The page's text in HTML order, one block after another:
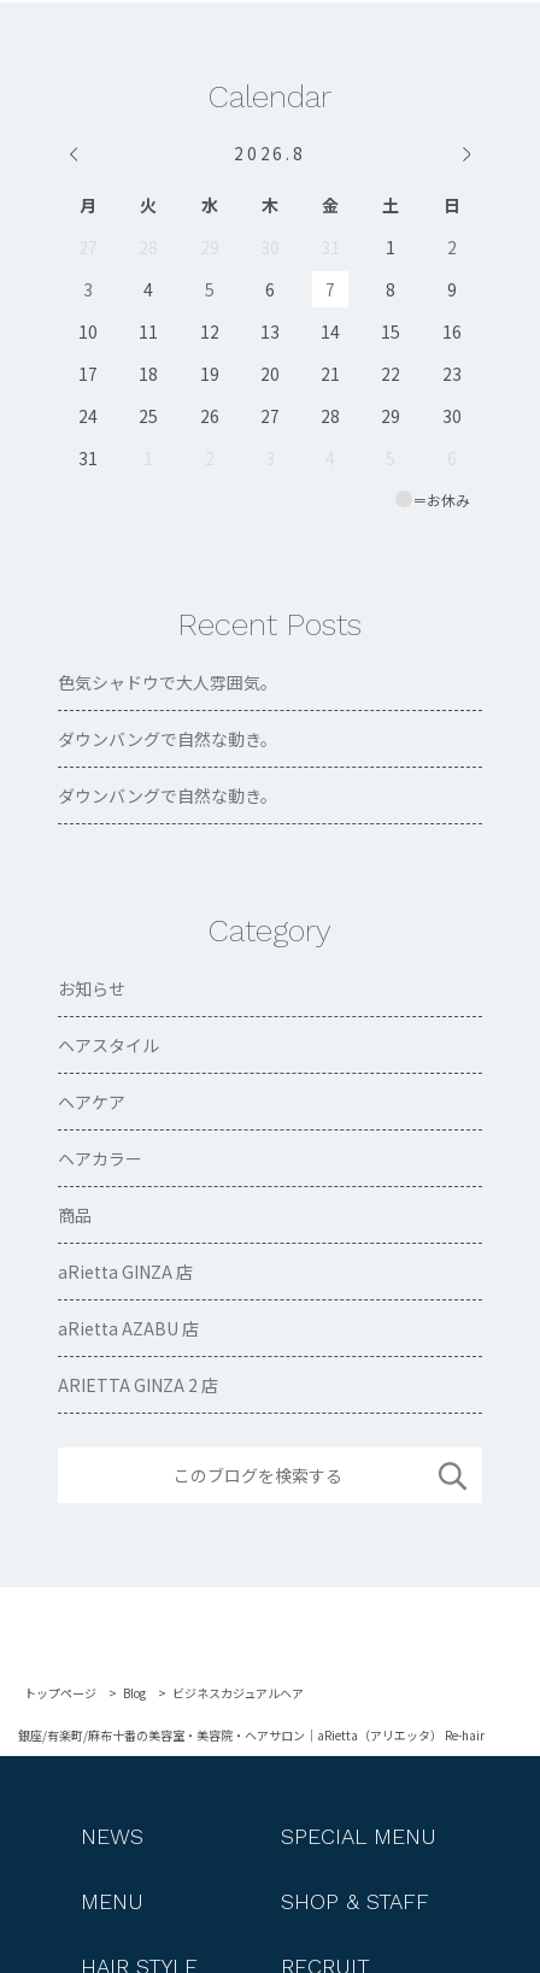
Calendar
2026 .8
＝お休み
月 火 水 木 金 土
日
27
28 29 30 31 1
2
3
4 5 6 7 8
9
10
11 12 13 14 15
16
17
18 19 20 21 22
23
24
25 26 27 28 29
30
31
1 2 3 4 5 6
Recent Posts
色気シャドウで大人雰囲気。
ダウンバングで自然な動き。
ダウンバングで自然な動き。
Category
お知らせ
ヘアスタイル
ヘアケア
ヘアカラー
商品
aRietta GINZA 店
aRietta AZABU 店
ARIETTA GINZA 2 店
トップページ Blog ビジネスカジュアルヘア
銀座/有楽町/麻布十番の美容室・美容院・ヘアサロン｜aRietta（アリエッタ） Re-hair
NEWS SPECIAL MENU
MENU SHOP & STAFF
HAIR STYLE RECRUIT